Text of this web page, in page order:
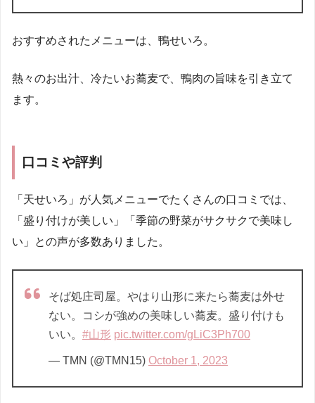
おすすめされたメニューは、鴨せいろ。
熱々のお出汁、冷たいお蕎麦で、鴨肉の旨味を引き立て
ます。
口コミや評判
「天せいろ」が人気メニューでたくさんの口コミでは、
「盛り付けが美しい」「季節の野菜がサクサクで美味し
い」との声が多数ありました。
そば処庄司屋。やはり山形に来たら蕎麦は外せ
ない。コシが強めの美味しい蕎麦。盛り付けも
いい。 #山形 pic.twitter.com/gLiC3Ph700
— TMN (@TMN15) October 1, 2023